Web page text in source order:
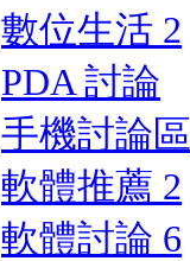
數位生活 2
PDA 討論
手機討論區
軟體推薦 2
軟體討論 6